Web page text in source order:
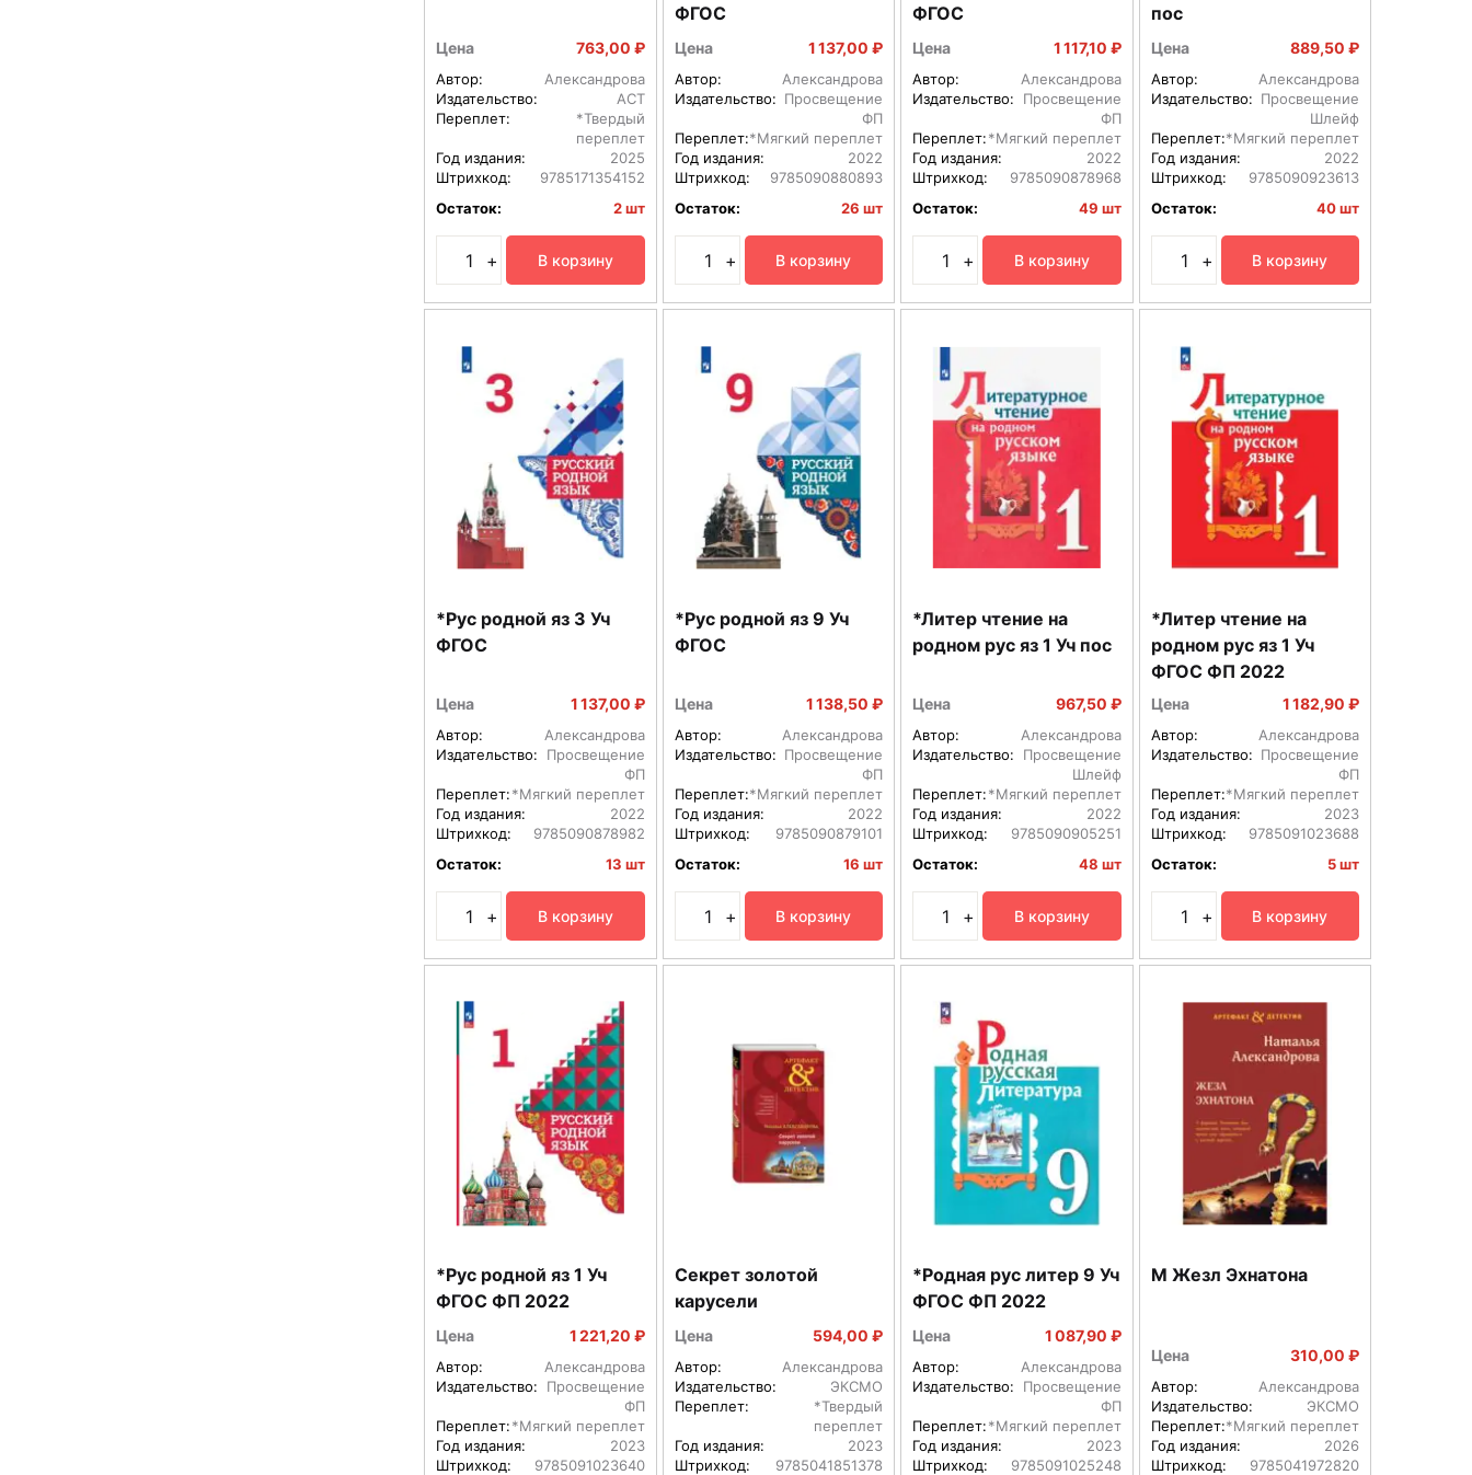
Цена 763,00 ₽
Автор:
Александрова
Издательство:
АСТ
Переплет:
*Твердый
переплет
Год издания:
2025
Штрихкод:
9785171354152
Остаток:
2 шт
+ В корзину
ФГОС
Цена 1 137,00 ₽
Автор:
Александрова
Издательство: Просвещение
ФП
Переплет:*Мягкий переплет
Год издания:
2022
Штрихкод:
9785090880893
Остаток:
26 шт
+ В корзину
ФГОС
Цена 1 117,10 ₽
Автор:
Александрова
Издательство:
Просвещение
ФП
Переплет:*Мягкий переплет
Год издания:
2022
Штрихкод:
9785090878968
Остаток:
49 шт
+ В корзину
пос
Цена 889,50 ₽
Автор:
Александрова
Издательство: Просвещение
Шлейф
Переплет:*Мягкий переплет
Год издания:
2022
Штрихкод:
9785090923613
Остаток:
40 шт
+ В корзину
*Рус родной яз 3 Уч
ФГОС
Цена 1 137,00 ₽
Автор:
Александрова
Издательство:
Просвещение
ФП
Переплет:*Мягкий переплет
Год издания:
2022
Штрихкод:
9785090878982
Остаток:
13 шт
+ В корзину
*Рус родной яз 9 Уч
ФГОС
Цена 1 138,50 ₽
Автор:
Александрова
Издательство: Просвещение
ФП
Переплет:*Мягкий переплет
Год издания:
2022
Штрихкод:
9785090879101
Остаток:
16 шт
+ В корзину
*Литер чтение на
родном рус яз 1 Уч пос
Цена 967,50 ₽
Автор:
Александрова
Издательство:
Просвещение
Шлейф
Переплет:*Мягкий переплет
Год издания:
2022
Штрихкод:
9785090905251
Остаток:
48 шт
+ В корзину
*Литер чтение на
родном рус яз 1 Уч
ФГОС ФП 2022
Цена 1 182,90 ₽
Автор:
Александрова
Издательство: Просвещение
ФП
Переплет:*Мягкий переплет
Год издания:
2023
Штрихкод:
9785091023688
Остаток:
5 шт
+ В корзину
*Рус родной яз 1 Уч
ФГОС ФП 2022
Цена 1 221,20 ₽
Автор:
Александрова
Издательство:
Просвещение
ФП
Переплет:*Мягкий переплет
Год издания:
2023
Штрихкод:
9785091023640
Секрет золотой
карусели
Цена 594,00 ₽
Автор:
Александрова
Издательство:
ЭКСМО
Переплет:
*Твердый
переплет
Год издания:
2023
Штрихкод:
9785041851378
*Родная рус литер 9 Уч
ФГОС ФП 2022
Цена 1 087,90 ₽
Автор:
Александрова
Издательство:
Просвещение
ФП
Переплет:*Мягкий переплет
Год издания:
2023
Штрихкод:
9785091025248
М Жезл Эхнатона
Цена 310,00 ₽
Автор:
Александрова
Издательство:
ЭКСМО
Переплет:*Мягкий переплет
Год издания:
2026
Штрихкод:
9785041972820